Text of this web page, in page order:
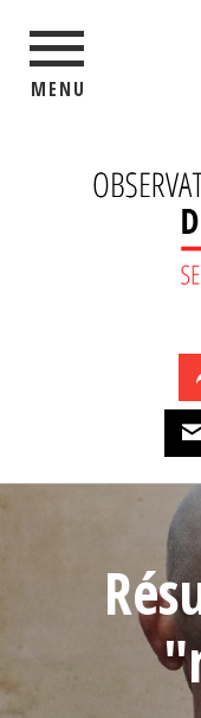
MENU